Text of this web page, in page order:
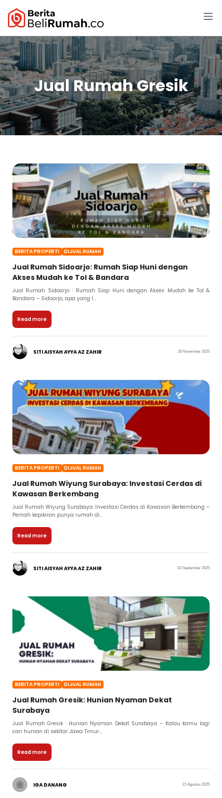
Jual Rumah Gresik
BERITA PROPERTI DIJUAL RUMAH
Jual Rumah Sidoarjo: Rumah Siap Huni dengan
Akses Mudah ke Tol & Bandara
Jual Rumah Sidoarjo : Rumah Siap Huni dengan Akses Mudah ke Tol &
Bandara – Sidoarjo, apa yang l...
Read more
SITI AISYAH AYYA AZ ZAHIR 28 November 2025
BERITA PROPERTI DIJUAL RUMAH
Jual Rumah Wiyung Surabaya: Investasi Cerdas di
Kawasan Berkembang
Jual Rumah Wiyung Surabaya: Investasi Cerdas di Kawasan Berkembang –
Pernah kepikiran punya rumah di...
Read more
SITI AISYAH AYYA AZ ZAHIR 03 September 2025
BERITA PROPERTI DIJUAL RUMAH
Jual Rumah Gresik: Hunian Nyaman Dekat
Surabaya
Jual Rumah Gresik : Hunian Nyaman Dekat Surabaya – Kalau kamu lagi
cari hunian di sekitar Jawa Timur...
Read more
IGA DANANG 21 Agustus 2025